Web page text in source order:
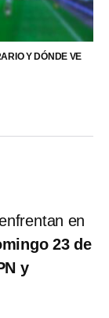
Y DÓNDE VE
en
23 de
y